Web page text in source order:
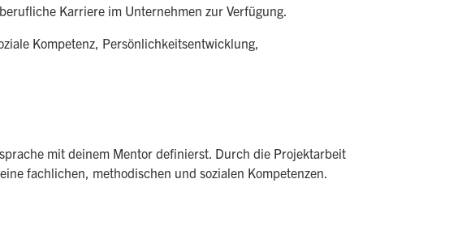
Karriere im Unternehmen zur Verfügung.
Kompetenz, Persönlichkeitsentwicklung,
mit deinem Mentor definierst. Durch die Projektarbeit
fachlichen, methodischen und sozialen Kompetenzen.